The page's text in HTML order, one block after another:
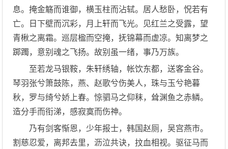
息。掩金觞而谁御，横玉柱而沾轼。居人愁卧，怳若有
亡。日下壁而沉彩，月上轩而飞光。见红兰之受露，望
青楸之离霜。巡层楹而空掩，抚锦幕而虚凉。知离梦之
踯躅，意别魂之飞扬。故别虽一绪，事乃万族。
至若龙马银鞍，朱轩绣轴，帐饮东都，送客金谷。
琴羽张兮箫鼓陈，燕、赵歌兮伤美人，珠与玉兮艳暮
秋，罗与绮兮娇上春。惊驷马之仰秣，耸渊鱼之赤鳞。
造分手而衔涕，感寂寞而伤神。
乃有剑客惭恩，少年报士，韩国赵厕，吴宫燕市。
割慈忍爱，离邦去里，沥泣共诀，抆血相视。驱征马而